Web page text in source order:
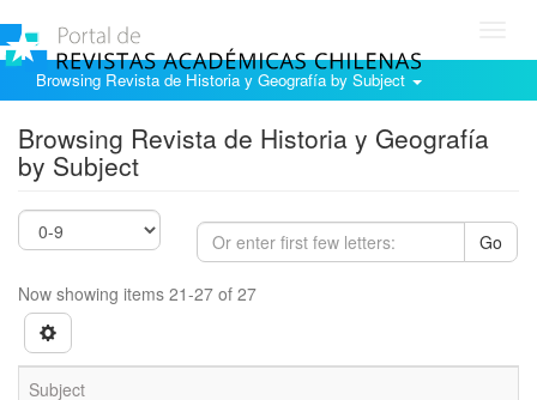
Browsing Revista de Historia y Geografía by Subject
Browsing Revista de Historia y Geografía
by Subject
Go
Now showing items 21-27 of 27
Subject